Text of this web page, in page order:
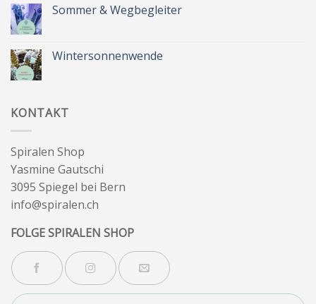
Zeit
für
Sommer & Wegbegleiter
Sommer
&
Wintersonnenwende
KONTAKT
Spiralen Shop
Yasmine Gautschi
3095 Spiegel bei Bern
info@spiralen.ch
FOLGE SPIRALEN SHOP